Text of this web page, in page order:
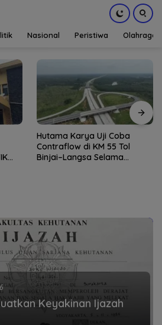
Nasional Peristiwa Olahraga
Hutama Karya Uji Coba
Contraflow di KM 55 Tol
Binjai–Langsa Selama
Keyakinan Ijazah